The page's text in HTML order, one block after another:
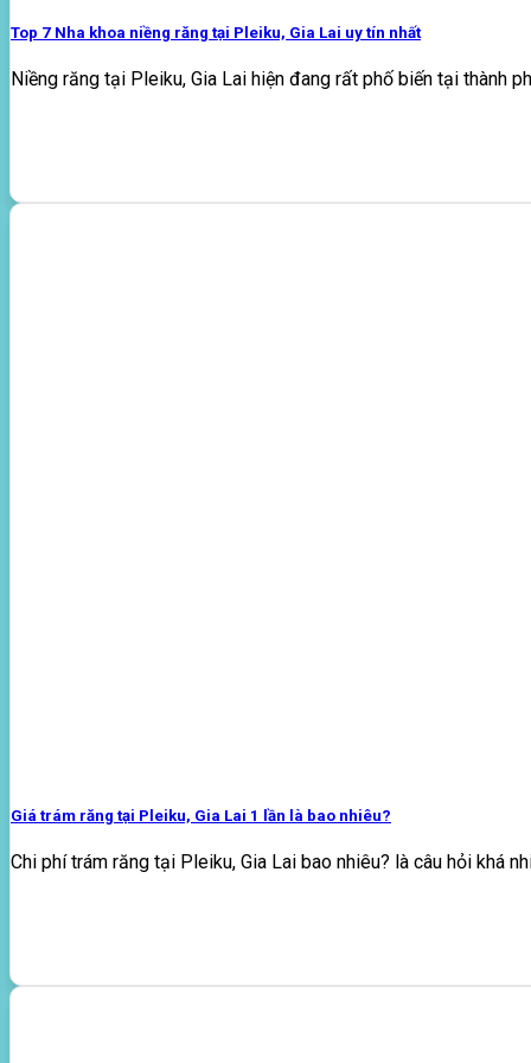
Top 7 Nha khoa niềng răng tại Pleiku, Gia Lai uy tín nhất
Niềng răng tại Pleiku, Gia Lai hiện đang rất phố biến tại thành
Giá trám răng tại Pleiku, Gia Lai 1 lần là bao nhiêu?
Chi phí trám răng tại Pleiku, Gia Lai bao nhiêu? là câu hỏi khá